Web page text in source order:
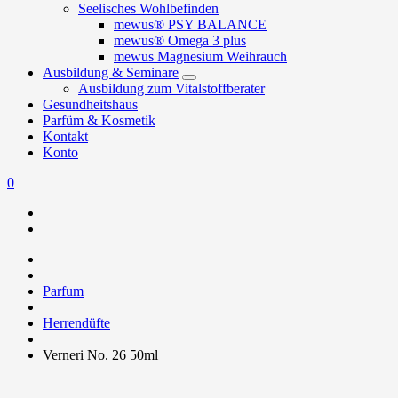
Seelisches Wohlbefinden
mewus® PSY BALANCE
mewus® Omega 3 plus
mewus Magnesium Weihrauch
Ausbildung & Seminare
Ausbildung zum Vitalstoffberater
Gesundheitshaus
Parfüm & Kosmetik
Kontakt
Konto
0
Parfum
Herrendüfte
Verneri No. 26 50ml